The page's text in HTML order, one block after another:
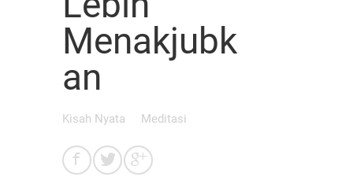
Menakjubk
an
Kisah Nyata Meditasi